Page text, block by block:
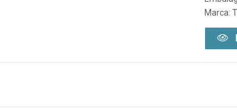
Marca: